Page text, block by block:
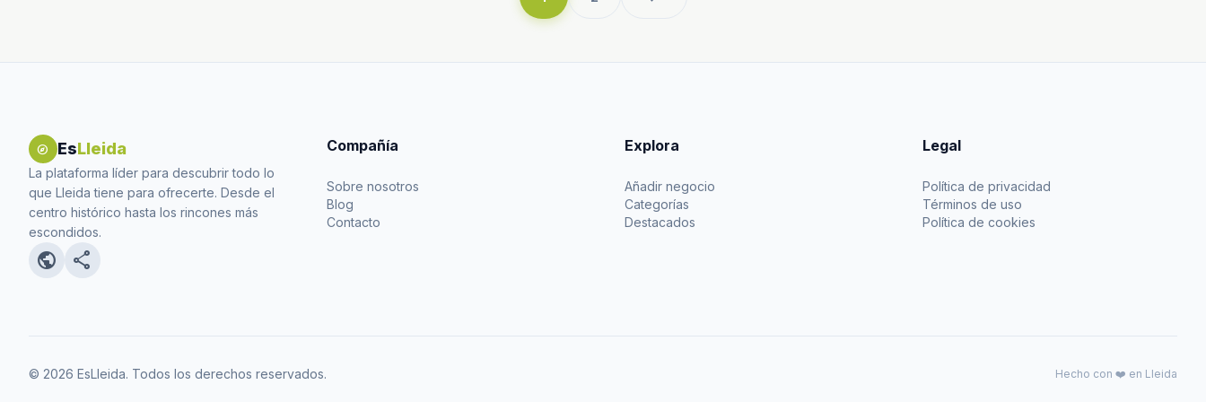
explore EsLleida
La plataforma líder para descubrir todo lo
que Lleida tiene para ofrecerte. Desde el
centro histórico hasta los rincones más
escondidos.
public share
Compañía
Sobre nosotros
Blog
Contacto
Explora
Añadir negocio
Categorías
Destacados
Legal
Política de privacidad
Términos de uso
Política de cookies
© 2026 EsLleida. Todos los derechos reservados. Hecho con ❤️ en Lleida